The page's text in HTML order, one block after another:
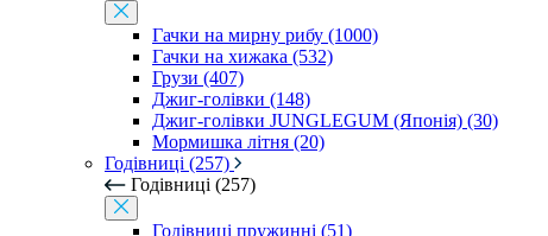
Гачки на мирну рибу (1000)
Гачки на хижака (532)
Грузи (407)
Джиг-голівки (148)
Джиг-голівки JUNGLEGUM (Японія) (30)
Мормишка літня (20)
Годівниці (257)
Годівниці (257)
Годівниці пружинні (51)